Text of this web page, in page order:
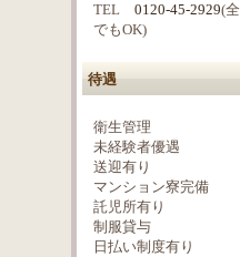
TEL 0120-45-2929(
でもOK)
待遇
衛生管理
未経験者優遇
送迎有り
マンション寮完備
託児所有り
制服貸与
日払い制度有り